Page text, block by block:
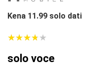
Kena 11.99 solo dati
★★★★★
★★★★★
solo voce